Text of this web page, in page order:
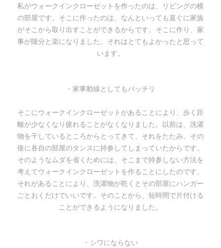
私がウォークインクローゼットを作ったのは、リビングの横
の部屋です。そこに作ったのは、なんといっても直ぐに家族
がそこから取り出すことができるからです。そこに作り、家
事が随分と楽になりました。それはとてもよかったと思って
います。
・家事動線としてもバッチリ
そこにウォークインクローゼットがあることにより、歩く距
離が少なくなり疲れることがなくなりました。以前は、洗濯
物を干しているところからとってきて、それをたたみ、その
後に各自の部屋のタンスに持参してしまっていたからです。
そのようなムダを省くためには、そこまで持参しない方法を
考えてウォークインクローゼットを作ることにしたのです。
それがあることにより、洗濯物が乾くとその部屋にハンガー
ごとおくだけでいいです。そのことから、短時間で片付ける
ことができるようになりました。
・シワにならない